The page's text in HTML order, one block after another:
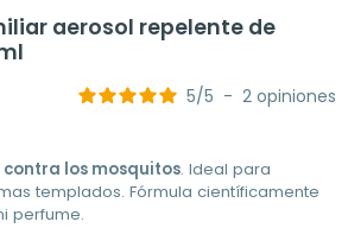
aerosol repelente de
5/5 - 2 opiniones
contra los mosquitos. Ideal para
templados. Fórmula científicamente
perfume.